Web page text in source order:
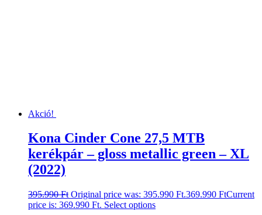
Akció!
Kona Cinder Cone 27,5 MTB
kerékpár – gloss metallic green – XL
(2022)
395.990Ft Original price was: 395.990 Ft.369.990 FtCurrent
price is: 369.990 Ft. Select options